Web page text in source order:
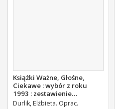
Książki Ważne, Głośne,
Ciekawe : wybór z roku
1993 : zestawienie
bibliograficzne
Durlik, Elżbieta. Oprac.